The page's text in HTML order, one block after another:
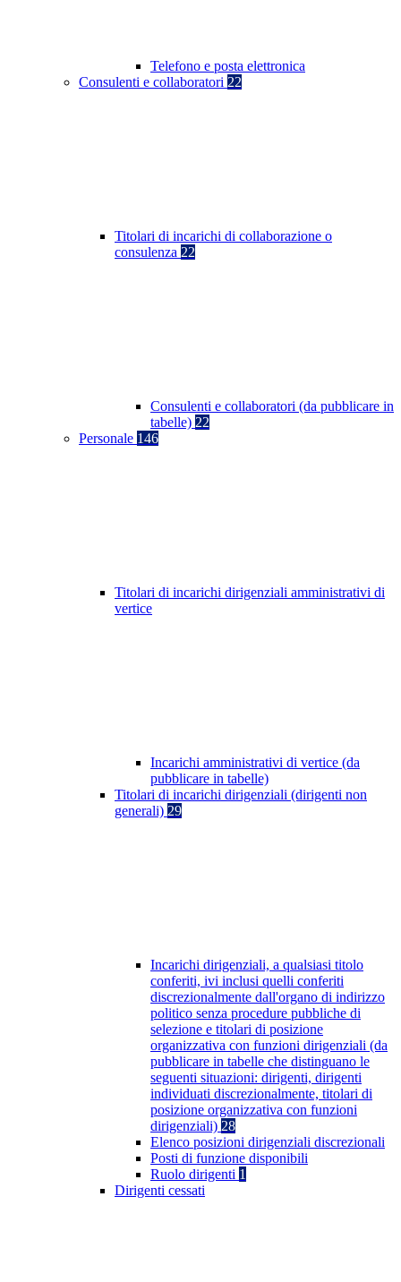
Telefono e posta elettronica
Consulenti e collaboratori 22
Titolari di incarichi di collaborazione o
consulenza 22
Consulenti e collaboratori (da pubblicare in
tabelle) 22
Personale 146
Titolari di incarichi dirigenziali amministrativi di
vertice
Incarichi amministrativi di vertice (da
pubblicare in tabelle)
Titolari di incarichi dirigenziali (dirigenti non
generali) 29
Incarichi dirigenziali, a qualsiasi titolo
conferiti, ivi inclusi quelli conferiti
discrezionalmente dall'organo di indirizzo
politico senza procedure pubbliche di
selezione e titolari di posizione
organizzativa con funzioni dirigenziali (da
pubblicare in tabelle che distinguano le
seguenti situazioni: dirigenti, dirigenti
individuati discrezionalmente, titolari di
posizione organizzativa con funzioni
dirigenziali) 28
Elenco posizioni dirigenziali discrezionali
Posti di funzione disponibili
Ruolo dirigenti 1
Dirigenti cessati